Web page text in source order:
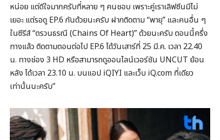
หน่อย แต่ดีใจมากครับที่หลาย ๆ คนชอบ เพราะคู่เราเลิฟซีนมีไม่
เยอะ แต่รอดู EP.6 กันด้วยนะครับ ฝากติดตาม “พายุ” และคนอื่น ๆ
ในซีรีส์ “ตรวนธรณี (Chains Of Heart)” ด้วยนะครับ ตอนนี้ครึ่ง
ทางแล้ว ติดตามตอนต่อไป EP.6 ได้วันเสาร์ที่ 25 มี.ค. เวลา 22.40
น. ทางช่อง 3 HD หรือสามารถดูออนไลน์เวอร์ชัน UNCUT ย้อน
หลัง ได้เวลา 23.10 น. บนแอป iQIYI และเว็บ iQ.com ที่เดียว
เท่านั้นนะครับ”